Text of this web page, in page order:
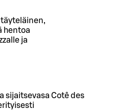
hentoa
ja
sijaitsevasa Cotê des